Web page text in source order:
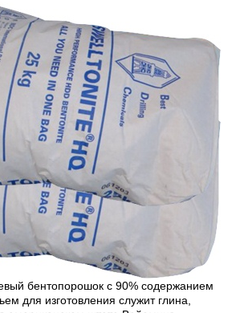
бентопорошок с 90% содержанием
для изготовления служит глина,